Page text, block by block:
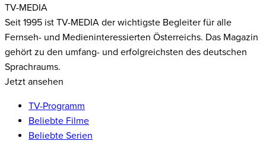
TV-MEDIA
Seit 1995 ist TV-MEDIA der wichtigste Begleiter für alle
Fernseh- und Medieninteressierten Österreichs. Das Magazin
gehört zu den umfang- und erfolgreichsten des deutschen
Sprachraums.
Jetzt ansehen
TV-Programm
Beliebte Filme
Beliebte Serien